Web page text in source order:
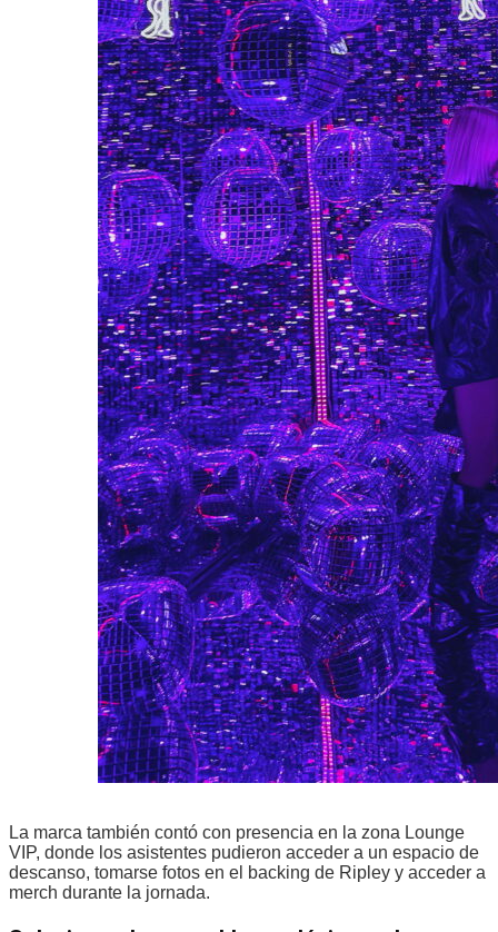
La marca también contó con presencia en la zona Lounge
VIP, donde los asistentes pudieron acceder a un espacio de
descanso, tomarse fotos en el backing de Ripley y acceder a
merch durante la jornada.